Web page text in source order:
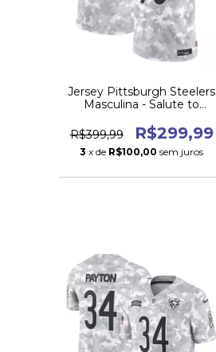
Jersey Pittsburgh Steelers
Masculina - Salute to
R$399,99
R$299,99
3 x de R$100,00 sem juros